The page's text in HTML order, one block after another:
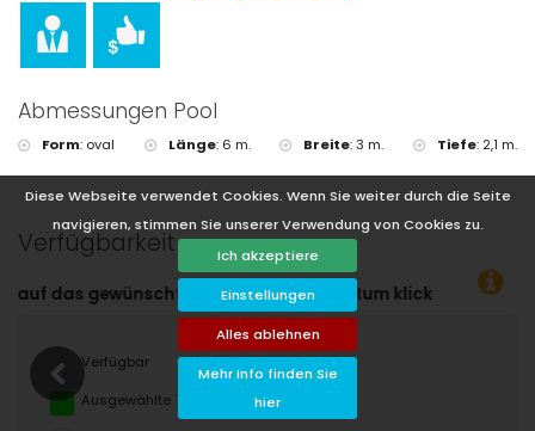
Diese Webseite verwendet Cookies. Wenn Sie weiter durch die Seite
navigieren, stimmen Sie unserer Verwendung von Cookies zu.
Ich akzeptiere
Einstellungen
Alles ablehnen
Mehr Info finden Sie
hier
Abmessungen Pool
Form: oval Länge: 6 m. Breite:3 m. Tiefe: 2,1 m.
Verfügbarkeit
klicken!
Verfügbar
Ausgewählte Termine